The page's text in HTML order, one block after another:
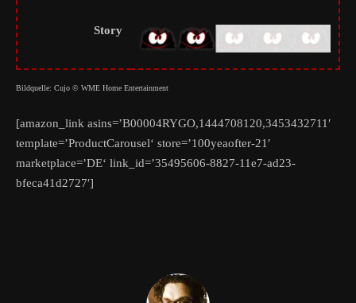
Story
Bildquelle: Cujo © WME Home Entertainment
[amazon_link asins=’B00004RYGO,1444708120,3453432711′
template=’ProductCarousel‘ store=’100yeaofter-21′
marketplace=’DE‘ link_id=’35495606-8827-11e7-ad23-
bfeca41d2727′]